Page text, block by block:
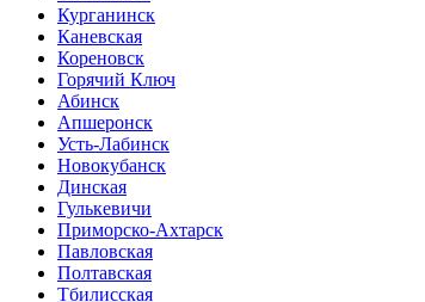
Курганинск
Каневская
Кореновск
Горячий Ключ
Абинск
Апшеронск
Усть-Лабинск
Новокубанск
Динская
Гулькевичи
Приморско-Ахтарск
Павловская
Полтавская
Тбилисская